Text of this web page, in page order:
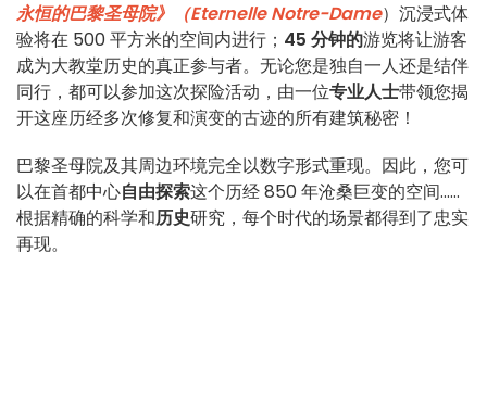
永恒的巴黎圣母院》（Eternelle Notre-Dame）沉浸式体
验将在 500 平方米的空间内进行； 45 分钟的游览将让游客
成为大教堂历史的真正参与者。无论您是独自一人还是结伴
同行，都可以参加这次探险活动，由一位专业人士带领您揭
开这座历经多次修复和演变的古迹的所有建筑秘密！
巴黎圣母院及其周边环境完全以数字形式重现。因此，您可
以在首都中心自由探索这个历经 850 年沧桑巨变的空间......
根据精确的科学和历史研究，每个时代的场景都得到了忠实
再现。